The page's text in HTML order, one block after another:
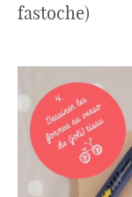
fastoche)